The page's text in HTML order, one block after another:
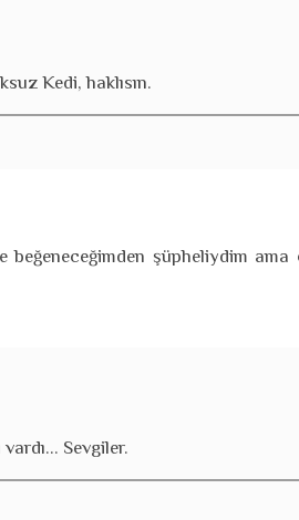
Kedi, haklısın.
şüpheliydim ama
Sevgiler.